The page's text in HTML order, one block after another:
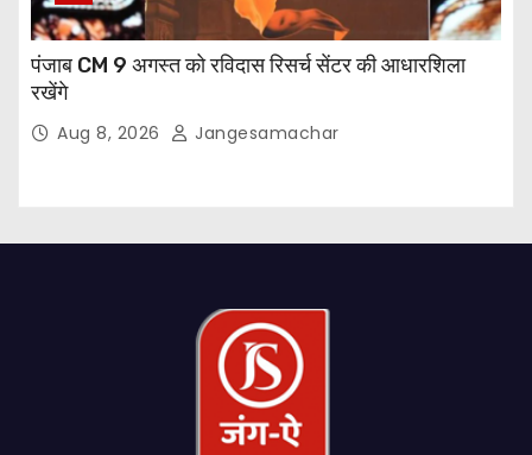
पंजाब CM 9 अगस्त को रविदास रिसर्च सेंटर की आधारशिला
रखेंगे
Aug 8, 2026 Jangesamachar